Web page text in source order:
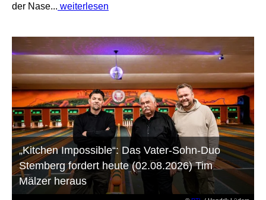
der Nase... weiterlesen
„Kitchen Impossible“: Das Vater-Sohn-Duo
Stemberg fordert heute (02.08.2026) Tim
Mälzer heraus